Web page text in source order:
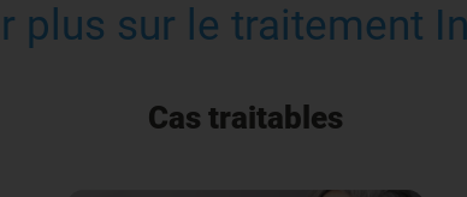
plus sur le traitement
Cas traitables